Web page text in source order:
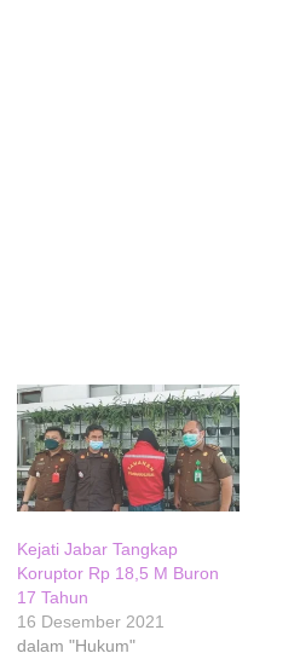
Kejati Jabar Tangkap
Koruptor Rp 18,5 M Buron
17 Tahun
16 Desember 2021
dalam "Hukum"